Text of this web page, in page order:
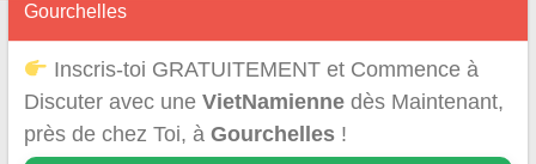
Gourchelles
Inscris-toi GRATUITEMENT et Commence à
Discuter avec une VietNamiennedès Maintenant,
près de chez Toi, à Gourchelles!